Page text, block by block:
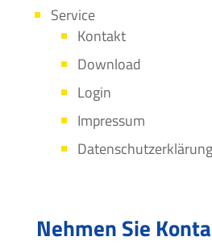
Service
Kontakt
Download
Login
Impressum
Datenschutzerklärung
Nehmen Sie